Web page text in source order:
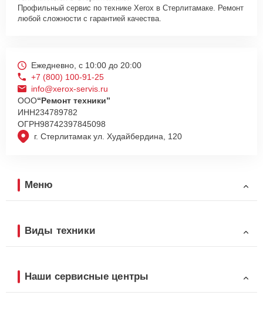
Профильный сервис по технике Xerox в Стерлитамаке. Ремонт
любой сложности с гарантией качества.
г. Стерлитамак ул. Худайбердина, 120
Ежедневно, с 10:00 до 20:00
+7 (800) 100-91-25
info@xerox-servis.ru
ООО“Ремонт техники”
ИНН234789782
ОГРН98742397845098
Меню
Виды техники
Наши сервисные центры